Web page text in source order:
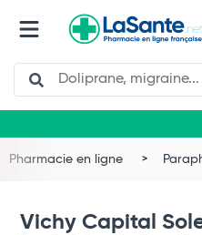
Search
Pharmacie en ligne
Vichy Capital